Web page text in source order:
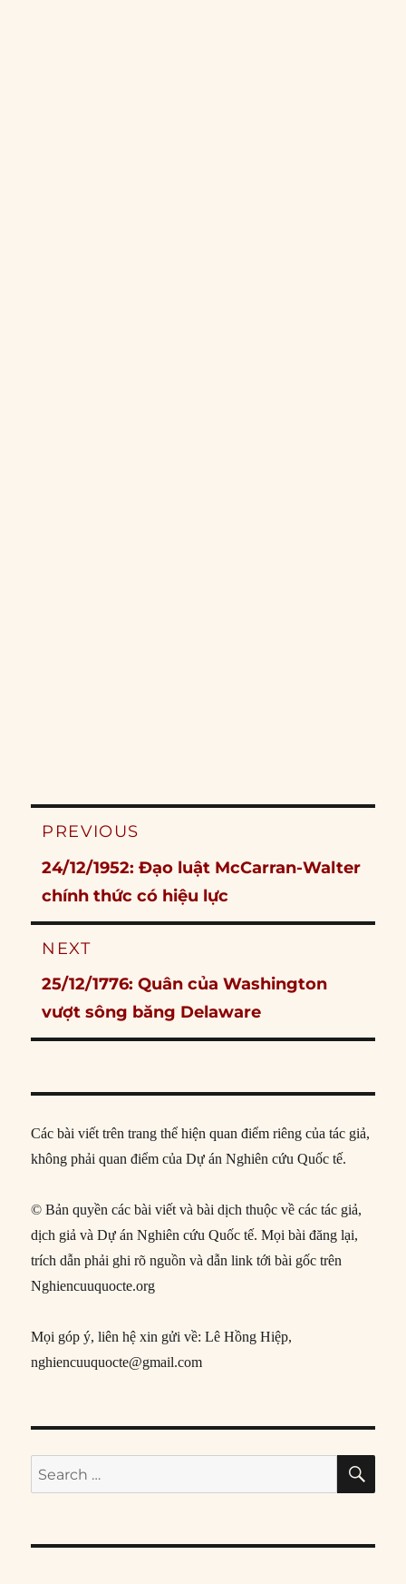
Post
PREVIOUS
Previous
post:
24/12/1952: Đạo luật McCarran-Walter
chính thức có hiệu lực
NEXT
Next
post:
25/12/1776: Quân của Washington
vượt sông băng Delaware
Các bài viết trên trang thể hiện quan điểm riêng của tác giả,
không phải quan điểm của Dự án Nghiên cứu Quốc tế.
© Bản quyền các bài viết và bài dịch thuộc về các tác giả,
dịch giả và Dự án Nghiên cứu Quốc tế. Mọi bài đăng lại,
trích dẫn phải ghi rõ nguồn và dẫn link tới bài gốc trên
Nghiencuuquocte.org
Mọi góp ý, liên hệ xin gửi về: Lê Hồng Hiệp,
nghiencuuquocte@gmail.com
Search
for: